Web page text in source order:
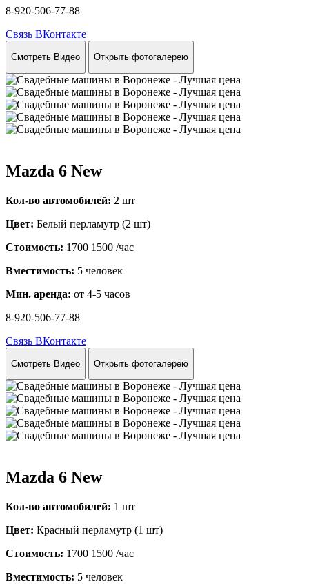
8-920-506-77-88
Связь ВКонтакте
Смотреть Видео Открыть фотогалерею
Mazda 6 New
Кол-во автомобилей: 2 шт
Цвет: Белый перламутр (2 шт)
Стоимость: 1700 1500 /час
Вместимость: 5 человек
Мин. аренда: от 4-5 часов
8-920-506-77-88
Связь ВКонтакте
Смотреть Видео Открыть фотогалерею
Mazda 6 New
Кол-во автомобилей: 1 шт
Цвет: Красный перламутр (1 шт)
Стоимость: 1700 1500 /час
Вместимость: 5 человек